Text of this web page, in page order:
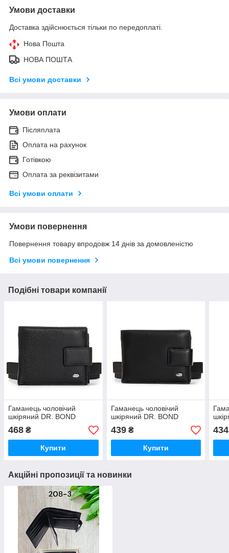
Умови доставки
Доставка здійснюється тільки по передоплаті.
Нова Пошта
НОВА ПОШТА
Всі умови доставки
Умови оплати
Післяплата
Оплата на рахунок
Готівкою
Оплата за реквізитами
Всі умови оплати
Умови повернення
Повернення товару впродовж 14 днів за домовленістю
Всі умови повернення
Подібні товари компанії
Гаманець чоловічий
шкіряний DR. BOND
468 ₴
Купити
Гаманець чоловічий
шкіряний DR. BOND
439₴
Купити
434
Акційні пропозиції та новинки